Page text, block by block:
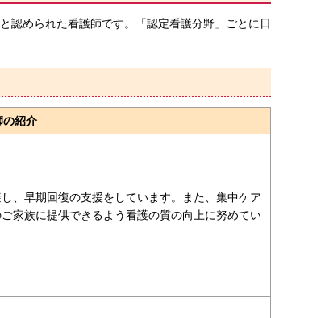
認められた看護師です。「認定看護分野」ごとに日
の紹介
、早期回復の支援をしています。また、集中ケア
家族に提供できるよう看護の質の向上に努めてい